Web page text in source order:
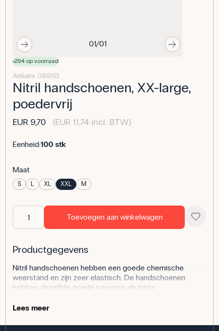
01/01
294 op voorraad
Artikelnr. 086053
Nitril handschoenen, XX-large,
poedervrij
EUR 9,70 (EUR 11,74 incl. BTW)
Eenheid:100 stk
Maat
S L XL XXL M
Toevoegen aan winkelwagen
Productgegevens
Nitril handschoenen hebben een goede chemische
weerstand en zijn zeer elastisch. De handschoenen
hebben dezelfde goede pasvorm als latex
risico op allergische reacties vermindert.
De vingertoppen hebben een microruw oppervlak voor
Lees meer